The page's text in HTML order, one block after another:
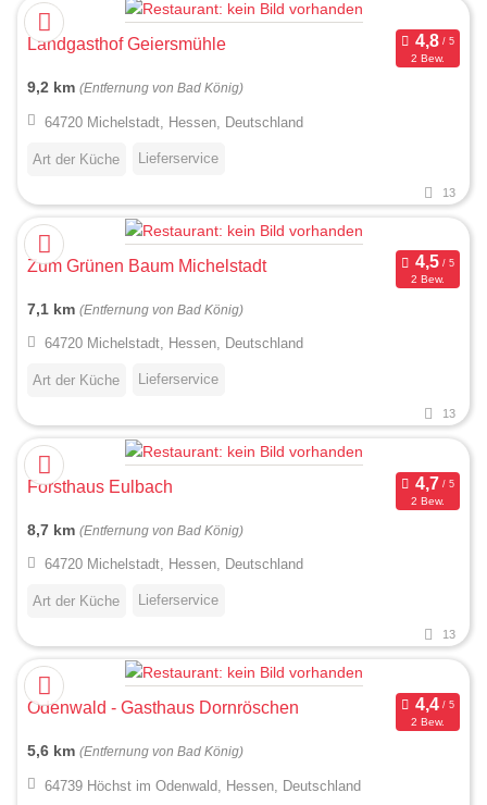
Landgasthof Geiersmühle
2 Bew.
9,2 km (Entfernung von Bad König)
64720 Michelstadt, Hessen, Deutschland
Art der Küche Lieferservice
13
Zum Grünen Baum Michelstadt
2 Bew.
7,1 km (Entfernung von Bad König)
64720 Michelstadt, Hessen, Deutschland
Art der Küche Lieferservice
13
Forsthaus Eulbach
2 Bew.
8,7 km (Entfernung von Bad König)
64720 Michelstadt, Hessen, Deutschland
Art der Küche Lieferservice
13
Odenwald - Gasthaus Dornröschen
2 Bew.
5,6 km (Entfernung von Bad König)
64739 Höchst im Odenwald, Hessen, Deutschland